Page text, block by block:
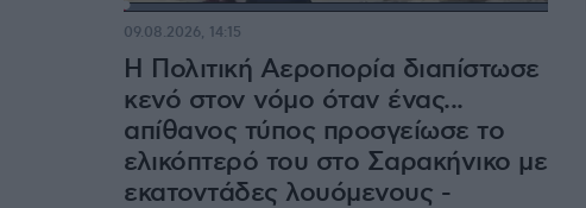
Loaded:
Η Πολιτική Αεροπορία διαπίστωσε
κενό στον νόμο όταν ένας...
απίθανος τύπος προσγείωσε το
ελικόπτερό του στο Σαρακήνικο με
εκατοντάδες λουόμενους -
09.08.2026, 14:15